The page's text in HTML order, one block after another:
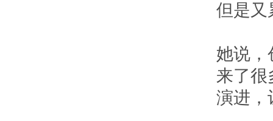
但是又
她说，
来了很
演进，